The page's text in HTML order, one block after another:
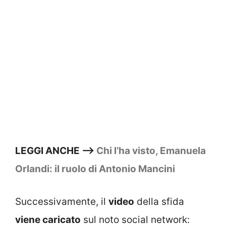
LEGGI ANCHE –> Chi l’ha visto, Emanuela
Orlandi: il ruolo di Antonio Mancini
Successivamente, il video della sfida
viene caricato sul noto social network: